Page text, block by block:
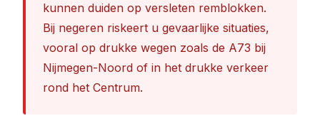
kunnen duiden op versleten remblokken.
Bij negeren riskeert u gevaarlijke situaties,
vooral op drukke wegen zoals de A73 bij
Nijmegen-Noord of in het drukke verkeer
rond het Centrum.